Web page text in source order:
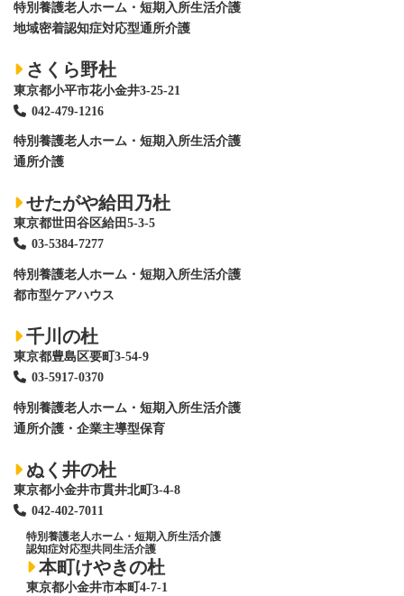
特別養護老人ホーム ・短期入所生活介護
地域密着認知症対応型通所介護
さくら野杜
東京都小平市花小金井3-25-21
042-479-1216
特別養護老人ホーム ・短期入所生活介護
通所介護
せたがや給田乃杜
東京都世田谷区給田5-3-5
03-5384-7277
特別養護老人ホーム ・短期入所生活介護
都市型ケアハウス
千川の杜
東京都豊島区要町3-54-9
03-5917-0370
特別養護老人ホーム ・短期入所生活介護
通所介護・企業主導型保育
ぬく井の杜
東京都小金井市貫井北町3-4-8
042-402-7011
特別養護老人ホーム ・短期入所生活介護
認知症対応型共同生活介護
本町けやきの杜
東京都小金井市本町4-7-1